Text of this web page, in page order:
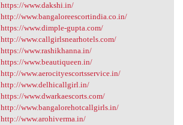
https://www.dakshi.in/
http://www.bangaloreescortindia.co.in/
https://www.dimple-gupta.com/
http://www.callgirlsnearhotels.com/
https://www.rashikhanna.in/
https://www.beautiqueen.in/
http://www.aerocityescortsservice.in/
http://www.delhicallgirl.in/
https://www.dwarkaescorts.com/
http://www.bangalorehotcallgirls.in/
http://www.arohiverma.in/